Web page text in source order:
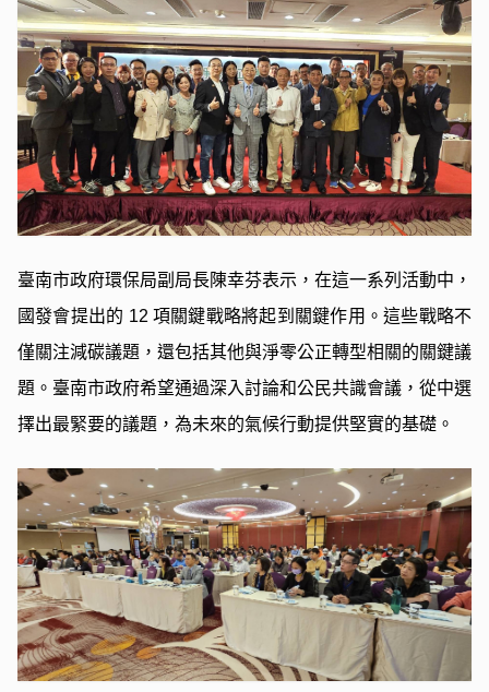
臺南市政府環保局副局長陳幸芬表示，在這一系列活動中，
國發會提出的 12 項關鍵戰略將起到關鍵作用。這些戰略不
僅關注減碳議題，還包括其他與淨零公正轉型相關的關鍵議
題。臺南市政府希望通過深入討論和公民共識會議，從中選
擇出最緊要的議題，為未來的氣候行動提供堅實的基礎。